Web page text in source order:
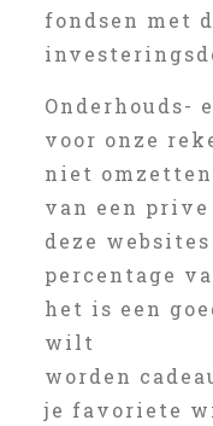
fondsen met
Onderhouds-
voor onze
niet
van een prive
deze
percentage
het is een
wilt
worden
je favoriete